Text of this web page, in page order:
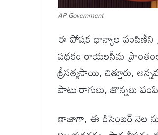
AP Government
ఈ పోషక ధాన్యాల పంపిణీని
పథకం రాయలసీమ
శ్రీసత్యసాయి, చిత్తూరు,
పాటు రాగులు, జొన్నలు
తాజాగా, ఈ డిసెంబర్ నెల